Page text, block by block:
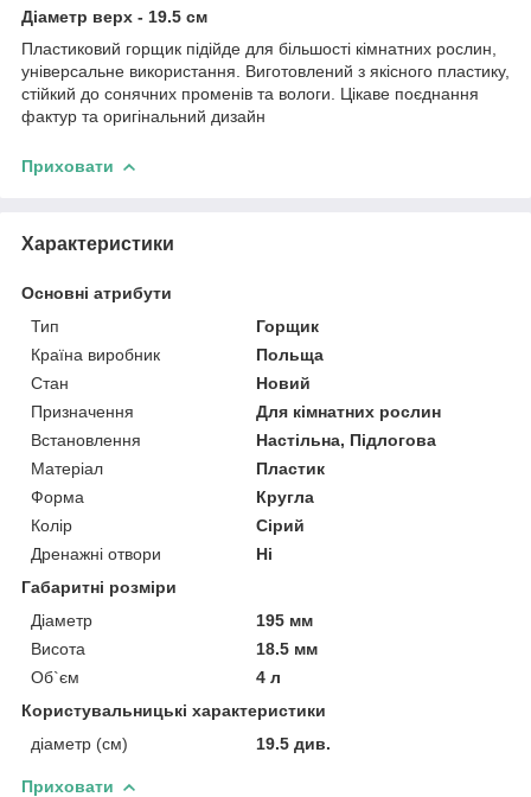
Діаметр верх - 19.5 см
Пластиковий горщик підійде для більшості кімнатних рослин,
універсальне використання. Виготовлений з якісного пластику,
стійкий до сонячних променів та вологи. Цікаве поєднання
фактур та оригінальний дизайн
Приховати
Характеристики
Основні атрибути
Тип
Горщик
Країна виробник
Польща
Стан
Новий
Призначення
Для кімнатних рослин
Встановлення
Настільна, Підлогова
Матеріал
Пластик
Форма
Кругла
Колір
Сірий
Дренажні отвори
Ні
Габаритні розміри
Діаметр
195 мм
Висота
18.5 мм
Об`єм
4 л
Користувальницькі характеристики
діаметр (см)
19.5 див.
Приховати